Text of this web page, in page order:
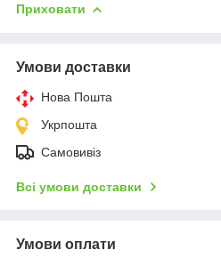
Приховати
Умови доставки
Нова Пошта
Укрпошта
Самовивіз
Всі умови доставки
Умови оплати